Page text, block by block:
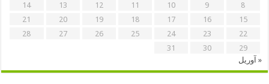
8
9
10
11
12
13
14
15
16
17
18
19
20
21
22
23
24
25
26
27
28
29
30
31
« آوریل